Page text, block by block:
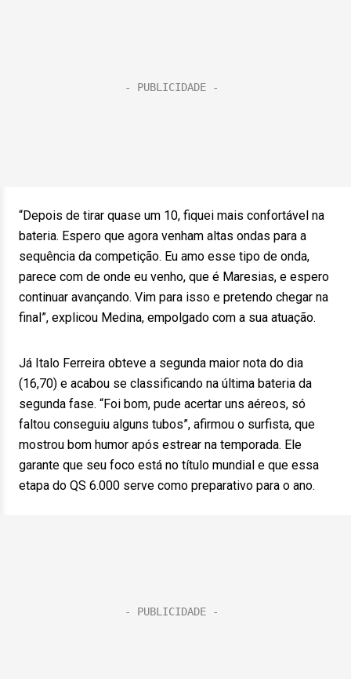
“Depois de tirar quase um 10, fiquei mais confortável na
bateria. Espero que agora venham altas ondas para a
sequência da competição. Eu amo esse tipo de onda,
parece com de onde eu venho, que é Maresias, e espero
continuar avançando. Vim para isso e pretendo chegar na
final”, explicou Medina, empolgado com a sua atuação.
Já Italo Ferreira obteve a segunda maior nota do dia
(16,70) e acabou se classificando na última bateria da
segunda fase. “Foi bom, pude acertar uns aéreos, só
faltou conseguiu alguns tubos”, afirmou o surfista, que
mostrou bom humor após estrear na temporada. Ele
garante que seu foco está no título mundial e que essa
etapa do QS 6.000 serve como preparativo para o ano.